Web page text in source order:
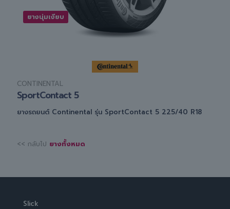
ยางนุ่มเงียบ
CONTINENTAL
SportContact 5
ยางรถยนต์ Continental รุ่น SportContact 5 225/40 R18
<< กลับไป ยางทั้งหมด
Slick